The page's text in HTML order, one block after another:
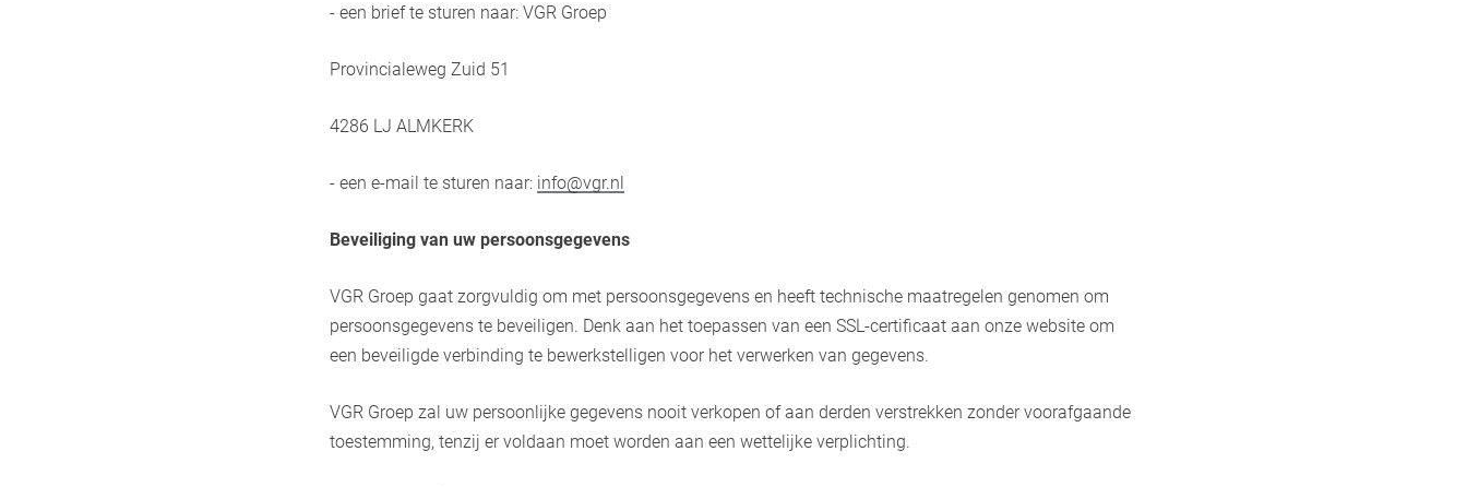
- een brief te sturen naar: VGR Groep
Provincialeweg Zuid 51
4286 LJ ALMKERK
- een e-mail te sturen naar: info@vgr.nl
Beveiliging van uw persoonsgegevens
VGR Groep gaat zorgvuldig om met persoonsgegevens en heeft technische maatregelen genomen om
persoonsgegevens te beveiligen. Denk aan het toepassen van een SSL-certificaat aan onze website om
een beveiligde verbinding te bewerkstelligen voor het verwerken van gegevens.
VGR Groep zal uw persoonlijke gegevens nooit verkopen of aan derden verstrekken zonder voorafgaande
toestemming, tenzij er voldaan moet worden aan een wettelijke verplichting.